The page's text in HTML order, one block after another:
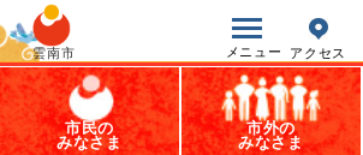
雲南市 メニュー アクセス
オープンデータ
市民の
みなさま
市外の
みなさま